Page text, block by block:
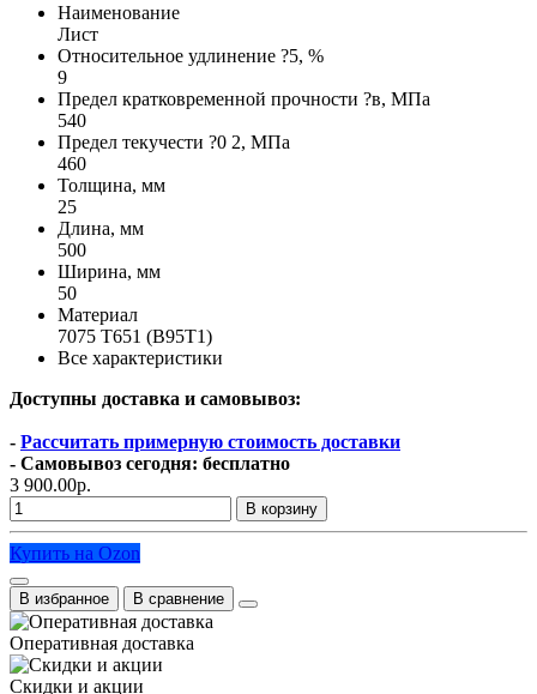
Наименование
Лист
Относительное удлинение ?5, %
9
Предел кратковременной прочности ?в, МПа
540
Предел текучести ?0 2, МПа
460
Толщина, мм
25
Длина, мм
500
Ширина, мм
50
Материал
7075 Т651 (В95Т1)
Все характеристики
Доступны доставка и самовывоз:
- Рассчитать примерную стоимость доставки
- Самовывоз сегодня: бесплатно
3 900.00р.
В корзину
Купить на Ozon
В избранное В сравнение
Оперативная доставка
Скидки и акции